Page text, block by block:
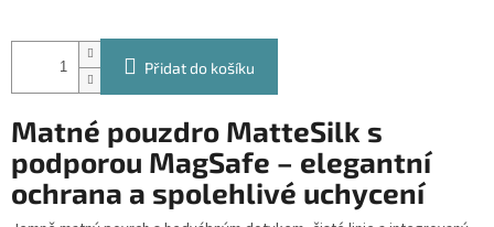
Přidat do košíku
Matné pouzdro MatteSilk s
podporou MagSafe – elegantní
ochrana a spolehlivé uchycení